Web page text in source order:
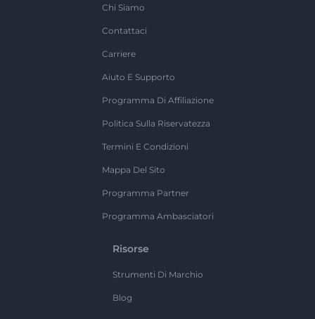
Chi Siamo
Contattaci
Carriere
Aiuto E Supporto
Programma Di Affiliazione
Politica Sulla Riservatezza
Termini E Condizioni
Mappa Del Sito
Programma Partner
Programma Ambasciatori
Risorse
Strumenti Di Marchio
Blog